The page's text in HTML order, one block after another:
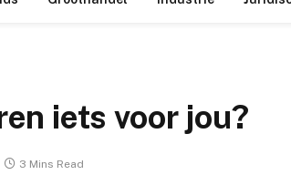
iets voor jou?
3 Mins Read